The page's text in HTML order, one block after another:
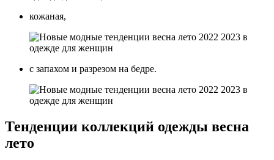
кожаная,
с запахом и разрезом на бедре.
Тенденции коллекций одежды весна
лето